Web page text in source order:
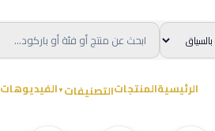
الرئيسيةالمنتجاتالتصنيفات ▼الفيديوهات